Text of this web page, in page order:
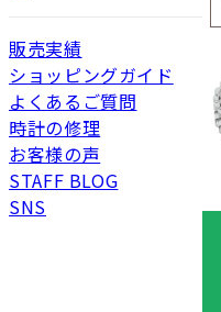
販売実績
ショッピングガイド
よくあるご質問
時計の修理
お客様の声
STAFF BLOG
SNS